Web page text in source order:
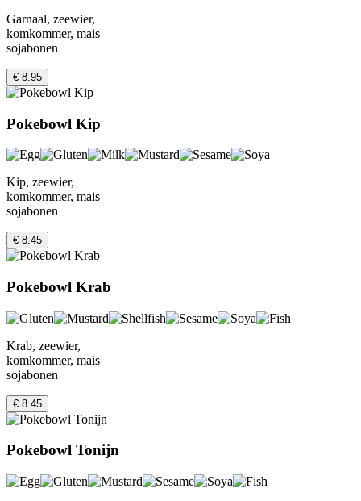
Garnaal, zeewier,
komkommer, mais
sojabonen
€ 8.95
Pokebowl Kip
Kip, zeewier,
komkommer, mais
sojabonen
€ 8.45
Pokebowl Krab
Krab, zeewier,
komkommer, mais
sojabonen
€ 8.45
Pokebowl Tonijn